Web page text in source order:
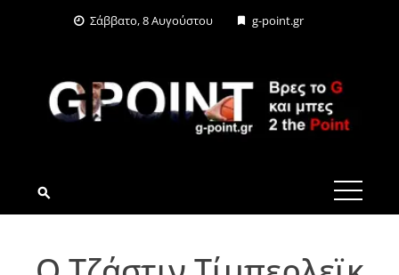
Σάββατο, 8 Αυγούστου g-point.gr
G-POINT.GR